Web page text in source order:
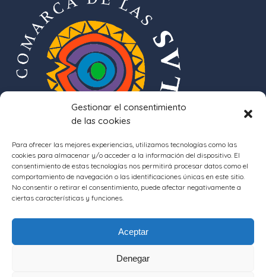
Gestionar el consentimiento
de las cookies
Para ofrecer las mejores experiencias, utilizamos tecnologías como las
cookies para almacenar y/o acceder a la información del dispositivo. El
consentimiento de estas tecnologías nos permitirá procesar datos como el
comportamiento de navegación o las identificaciones únicas en este sitio.
No consentir o retirar el consentimiento, puede afectar negativamente a
ciertas características y funciones.
Aceptar
Denegar